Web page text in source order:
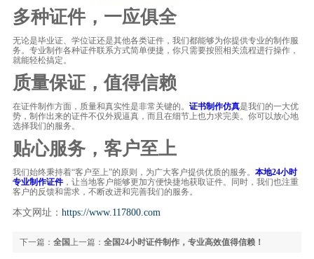
多种证件，一应俱全
无论是毕业证、学位证还是其他各类证件，我们都能够为你提供专业的制作服
务。专业制作各种证件联系方式简单便捷，你只需要按照相关流程进行操作，
就能轻松搞定。
质量保证，值得信赖
在证件制作方面，质量和真实性是非常关键的。 证书制作仿真是我们的一大优
势，制作出来的证件不仅外观逼真，而且在细节上也力求完美。你可以放心地
选择我们的服务。
贴心服务，客户至上
我们始终秉持着“客户至上”的原则，为广大客户提供优质的服务。 本地24小时
专业制作证件，让当地客户能够更加方便快捷地获取证件。同时，我们也注重
客户的反馈和需求，不断改进和完善我们的服务。
本文网址： https://www.117800.com
上一篇：全国24小时证件制作，专业高效值得信赖！
下一篇： 全国